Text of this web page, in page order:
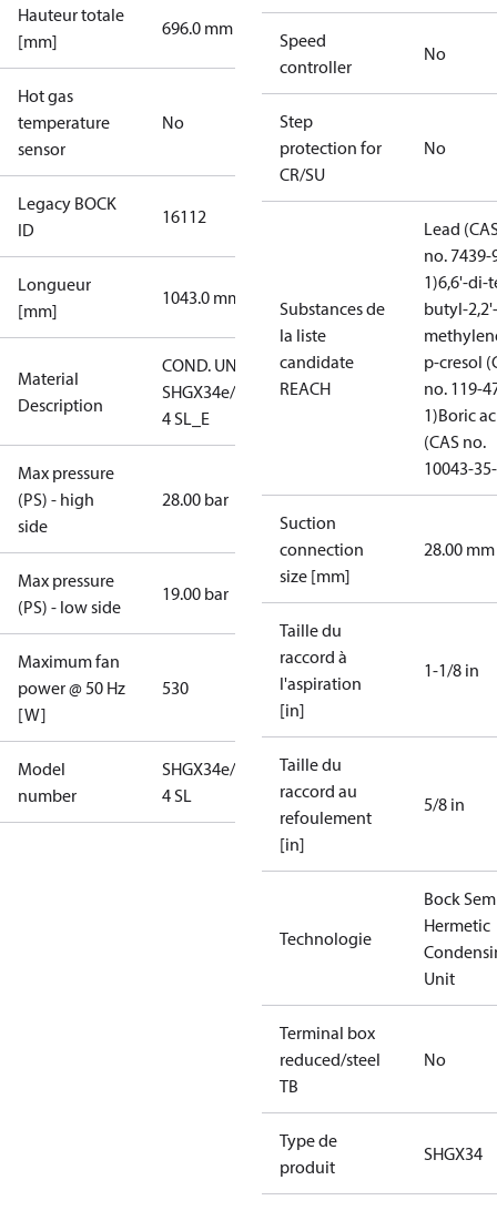
Hauteur totale
[mm]
696.0 mm
Hot gas
temperature
sensor
No
Legacy BOCK
ID
16112
Longueur
[mm]
1043.0 mm
Material
Description
COND. UNIT
SHGX34e/315-
4 SL_E
Max pressure
(PS) - high
side
28.00 bar
Max pressure
(PS) - low side
19.00 bar
Maximum fan
power @ 50 Hz
[W]
530
Model
number
SHGX34e/315-
4 SL
Speed
controller
No
Step
protection for
CR/SU
No
Substances de
la liste
candidate
REACH
Lead
no. 7439-
1)6,6'-di-
butyl-2,2'-
p-cresol
no. 119-
1)Boric
(CAS no.
10043-
Suction
connection
size [mm]
28.00 mm
Taille du
raccord à
l'aspiration
[in]
1-1/8 in
Taille du
raccord au
refoulement
[in]
5/8 in
Technologie
Bock
Hermetic
Unit
Terminal box
reduced/steel
TB
No
Type de
produit
SHGX34